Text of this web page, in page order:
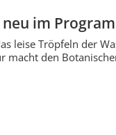
im
leise Tröpfeln der
macht den